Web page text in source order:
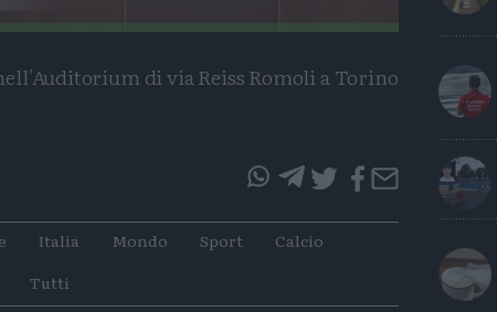
di via Reiss Romoli a Torino
articoloarticolo
Italia Mondo Sport
Calcio
Tutti